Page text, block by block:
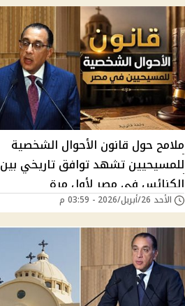
ملامح حول قانون الأحوال الشخصية
للمسيحيين تشهد توافق تاريخي بين
الكنائس في مصر لأول مرة
الأحد 26/أبريل/2026 - 03:59 م